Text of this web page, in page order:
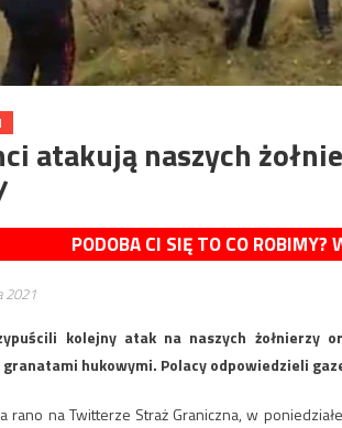
atakują naszych
PODOBA CI SIĘ TO CO ROBIMY?
2021
kolejny atak na naszych żołnierzy
hukowymi. Polacy odpowiedzieli
rano na Twitterze Straż Graniczna, w